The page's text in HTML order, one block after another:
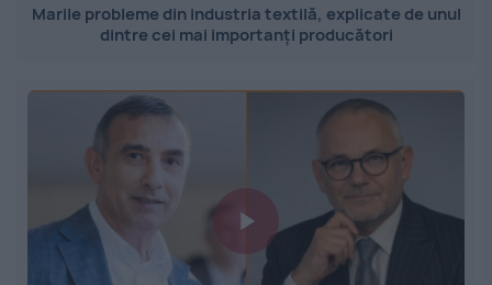
Marile probleme din industria textilă, explicate de unul
dintre cei mai importanți producători